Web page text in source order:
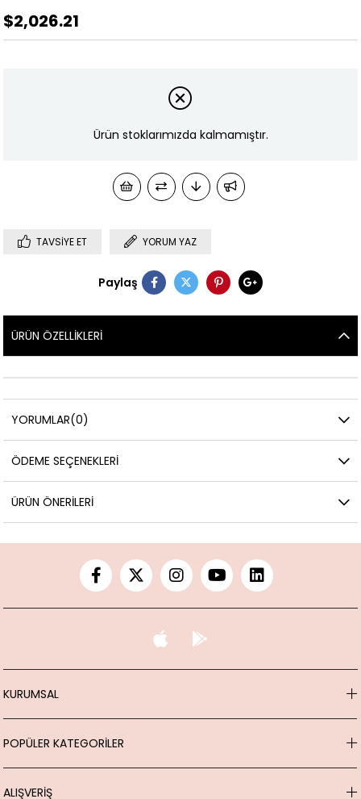
$2,026.21
Ürün stoklarımızda kalmamıştır.
TAVSIYE ET YORUM YAZ
Paylaş
ÜRÜN ÖZELLIKLERI
YORUMLAR(0)
ÖDEME SEÇENEKLERI
ÜRÜN ÖNERILERI
KURUMSAL
POPÜLER KATEGORİLER
ALIŞVERİŞ